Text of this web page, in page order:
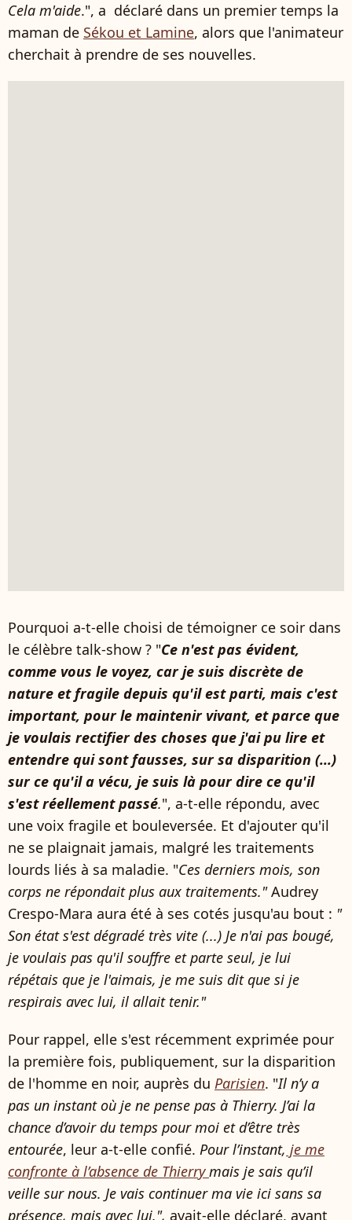
Cela m'aide.", a déclaré dans un premier temps la
maman de Sékou et Lamine, alors que l'animateur
cherchait à prendre de ses nouvelles.
Pourquoi a-t-elle choisi de témoigner ce soir dans
le célèbre talk-show ? "Ce n'est pas évident,
comme vous le voyez, car je suis discrète de
nature et fragile depuis qu'il est parti, mais c'est
important, pour le maintenir vivant, et parce que
je voulais rectifier des choses que j'ai pu lire et
entendre qui sont fausses, sur sa disparition (...)
sur ce qu'il a vécu, je suis là pour dire ce qu'il
s'est réellement passé.", a-t-elle répondu, avec
une voix fragile et bouleversée. Et d'ajouter qu'il
ne se plaignait jamais, malgré les traitements
lourds liés à sa maladie. "Ces derniers mois, son
corps ne répondait plus aux traitements."Audrey
Crespo-Mara aura été à ses cotés jusqu'au bout : "
Son état s'est dégradé très vite (...) Je n'ai pas bougé,
je voulais pas qu'il souffre et parte seul, je lui
répétais que je l'aimais, je me suis dit que si je
respirais avec lui, il allait tenir."
Pour rappel, elle s'est récemment exprimée pour
la première fois, publiquement, sur la disparition
de l'homme en noir, auprès du Parisien. "Il n’y a
pas un instant où je ne pense pas à Thierry. J’ai la
chance d’avoir du temps pour moi et d’être très
entourée, leur a-t-elle confié. Pour l’instant, je me
confronte à l’absence de Thierrymais je sais qu’il
veille sur nous. Je vais continuer ma vie ici sans sa
présence, mais avec lui.", avait-elle déclaré, avant